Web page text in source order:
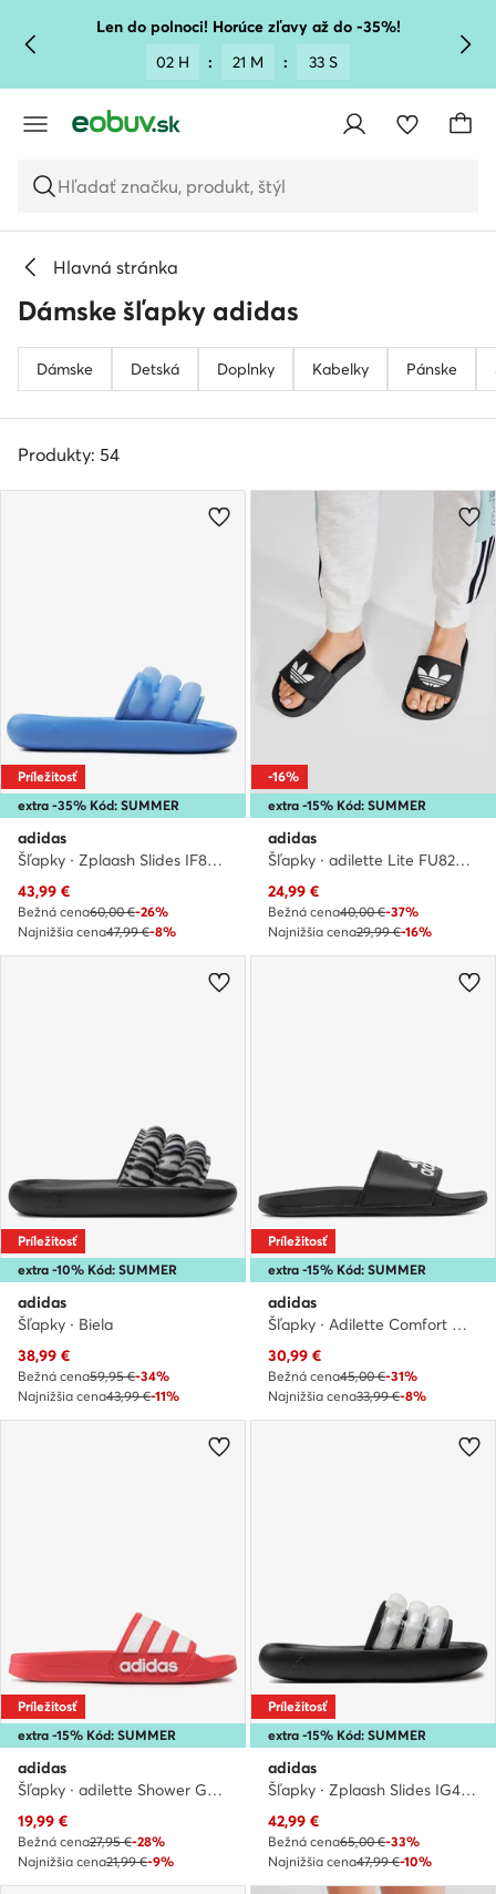
PREJSŤ NA HLAVNÝ OBSAH
PREJSŤ NA VYHĽADÁVANIE
Len do polnoci! Horúce zľavy až do -35%!
02 H
: 21 M : 32 S
Hľadať značku, produkt, štýl
Hlavná stránka
Dámske šľapky adidas
Dámske Detská Doplnky Kabelky Pánske
Produkty: 54
extra -35% Kód: SUMMER
Príležitosť
adidas
Šľapky · Zplaash Slides IF8663 · Modrá
Aktuálna cena
43,99 €
Bežná cena60,00 €-26%
Najnižšia cena47,99 €-8%
extra -15% Kód: SUMMER
-16%
adidas
Šľapky · adilette Lite FU8298 · Čierna
Aktuálna cena
24,99 €
Bežná cena40,00 €-37%
Najnižšia cena29,99 €-16%
extra -10% Kód: SUMMER
Príležitosť
adidas
Šľapky · Biela
Aktuálna cena
38,99 €
Bežná cena59,95 €-34%
Najnižšia cena43,99 €-11%
extra -15% Kód: SUMMER
Príležitosť
adidas
Šľapky · Adilette Comfort GY1945 · Čierna
Aktuálna cena
30,99 €
Bežná cena45,00 €-31%
Najnižšia cena33,99 €-8%
extra -15% Kód: SUMMER
Príležitosť
adidas
Šľapky · adilette Shower GZ5923 · Červená
Aktuálna cena
19,99 €
Bežná cena27,95 €-28%
Najnižšia cena21,99 €-9%
extra -15% Kód: SUMMER
Príležitosť
adidas
Šľapky · Zplaash Slides IG4155 · Čierna
Aktuálna cena
42,99 €
Bežná cena65,00 €-33%
Najnižšia cena47,99 €-10%